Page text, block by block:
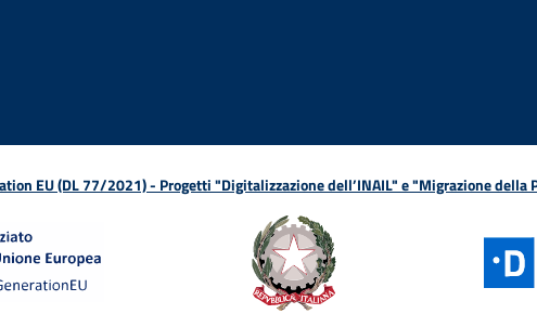
EU (DL 77/2021) - Progetti "Digitalizzazione dell’INAIL" e "Migrazione della